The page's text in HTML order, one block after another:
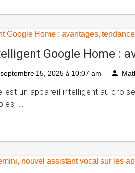
Google Home :
septembre 15, 2025 à 10:07 am person
est un appareil intelligent au
…